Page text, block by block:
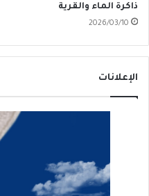
ذاكرة الماء والقرية
2026/03/10
الإعلانات